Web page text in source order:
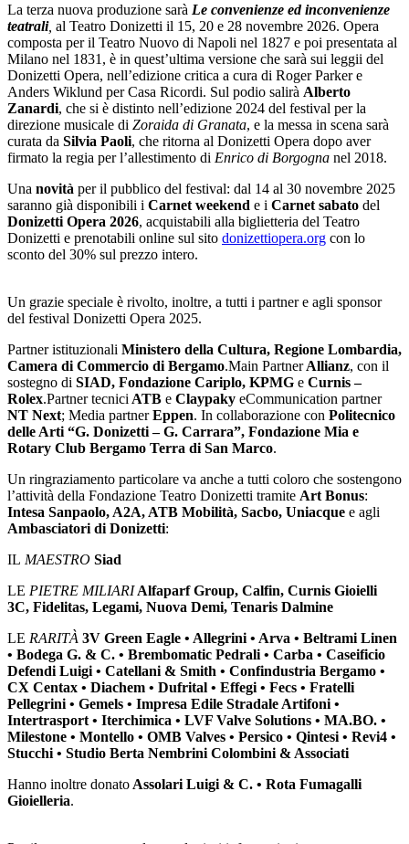
La terza nuova produzione sarà Le convenienze ed inconvenienze
teatrali, al Teatro Donizetti il 15, 20 e 28 novembre 2026. Opera
composta per il Teatro Nuovo di Napoli nel 1827 e poi presentata al
Milano nel 1831, è in quest’ultima versione che sarà sui leggii del
Donizetti Opera, nell’edizione critica a cura di Roger Parker e
Anders Wiklund per Casa Ricordi. Sul podio salirà Alberto
Zanardi, che si è distinto nell’edizione 2024 del festival per la
direzione musicale di Zoraida di Granata, e la messa in scena sarà
curata da Silvia Paoli, che ritorna al Donizetti Opera dopo aver
firmato la regia per l’allestimento di Enrico di Borgogna nel 2018.
Una novità per il pubblico del festival: dal 14 al 30 novembre 2025
saranno già disponibili i Carnet weekend e i Carnet sabato del
Donizetti Opera 2026, acquistabili alla biglietteria del Teatro
Donizetti e prenotabili online sul sito donizettiopera.org con lo
sconto del 30% sul prezzo intero.
Un grazie speciale è rivolto, inoltre, a tutti i partner e agli sponsor
del festival Donizetti Opera 2025.
Partner istituzionali Ministero della Cultura, Regione Lombardia,
Camera di Commercio di Bergamo.Main PartnerAllianz, con il
sostegno di SIAD, Fondazione Cariplo, KPMG e Curnis –
Rolex.Partner tecnici ATB e Claypaky eCommunication partner
NT Next; Media partnerEppen. In collaborazione con Politecnico
delle Arti “G. Donizetti – G. Carrara”, Fondazione Mia e
Rotary Club Bergamo Terra di San Marco.
Un ringraziamento particolare va anche a tutti coloro che sostengono
l’attività della Fondazione Teatro Donizetti tramite Art Bonus:
Intesa Sanpaolo, A2A, ATB Mobilità, Sacbo, Uniacque e agli
Ambasciatori di Donizetti:
IL MAESTRO Siad
LE PIETRE MILIARIAlfaparf Group, Calfin, Curnis Gioielli
3C, Fidelitas, Legami, Nuova Demi, Tenaris Dalmine
LE RARITÀ 3V Green Eagle • Allegrini • Arva • Beltrami Linen
• Bodega G. & C. • Brembomatic Pedrali • Carba • Caseificio
Defendi Luigi • Catellani & Smith • Confindustria Bergamo •
CX Centax • Diachem • Dufrital • Effegi • Fecs • Fratelli
Pellegrini • Gemels • Impresa Edile Stradale Artifoni •
Intertrasport • Iterchimica • LVF Valve Solutions • MA.BO. •
Milestone • Montello • OMB Valves • Persico • Qintesi • Revi4 •
Stucchi • Studio Berta Nembrini Colombini & Associati
Hanno inoltre donato Assolari Luigi & C. • Rota Fumagalli
Gioielleria.